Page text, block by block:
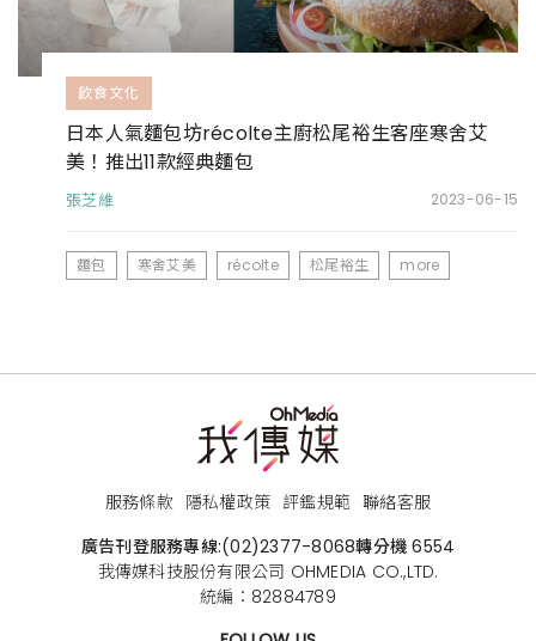
飲食文化
日本人氣麵包坊récolte主廚松尾裕生客座寒舍艾
美！推出11款經典麵包
張芝維 2023-06-15
麵包 寒舍艾美 récolte 松尾裕生 more
服務條款 隱私權政策 評鑑規範 聯絡客服
廣告刊登服務專線:(02)2377-8068轉分機 6554
我傳媒科技股份有限公司 OHMEDIA CO.,LTD.
統編：82884789